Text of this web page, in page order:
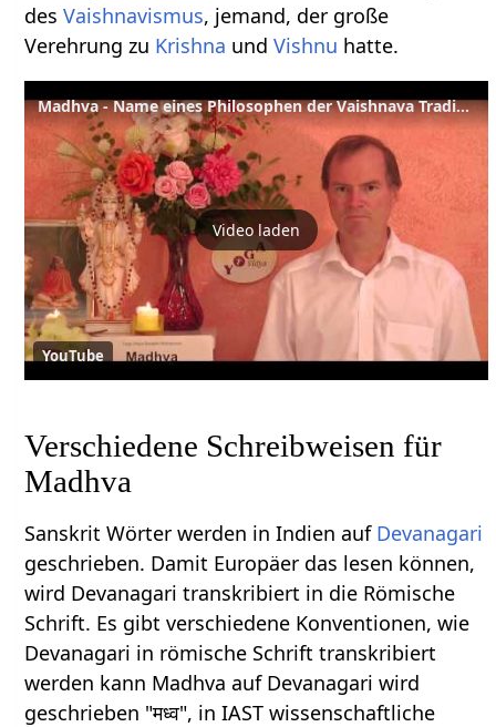
desVaishnavismus, jemand, der große
Verehrung zu Krishna undVishnu hatte.
Madhva - Name eines Philosophen der Vaishnava Tradition - Vaishnavismus Wörterbuch
Video laden
YouTube
Verschiedene Schreibweisen für
Madhva
Sanskrit Wörter werden in Indien auf Devanagari
geschrieben. Damit Europäer das lesen können,
wird Devanagari transkribiert in die Römische
Schrift. Es gibt verschiedene Konventionen, wie
Devanagari in römische Schrift transkribiert
werden kann Madhva auf Devanagari wird
geschrieben "मध्व", in IAST wissenschaftliche